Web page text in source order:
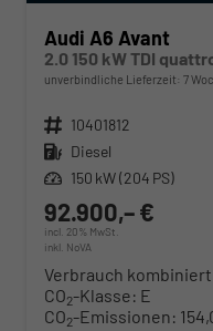
Audi A6 Avant
unverbindliche Lieferzeit: 7
Fahrzeugnr. 10401812
Kraftstoff Diesel
Leistung 150 kW (204 PS)
92.900,– €
incl. 20% MwSt.
inkl. NoVA
Verbrauch
CO2-Klasse: E
CO2-Emissionen: